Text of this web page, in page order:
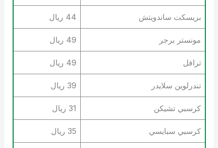
بريسكت ساندويتش 44 ريال
مونستر برجر 49 ريال
ترافل 49 ريال
تندرلوين سلايدر 39 ريال
كرسبي تشيكن 31 ريال
كرسبي سبايسي 35 ريال